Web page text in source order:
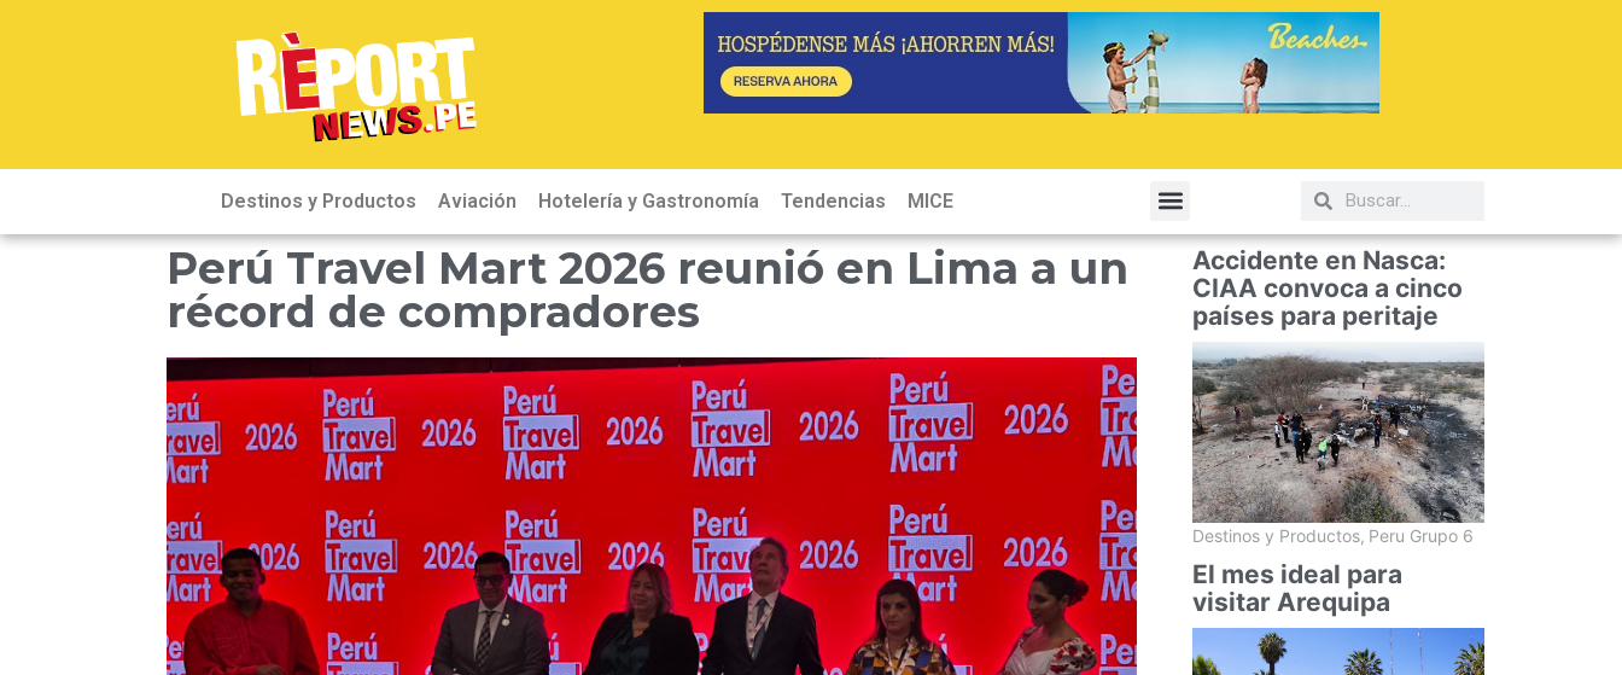
Destinos y Productos Aviación Hotelería y Gastronomía Tendencias MICE
Perú Travel Mart 2026 reunió en Lima a un
récord de compradores
Accidente en Nasca:
CIAA convoca a cinco
países para peritaje
Destinos y Productos, Peru Grupo 6
El mes ideal para
visitar Arequipa